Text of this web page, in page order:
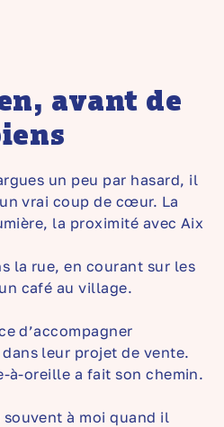
avant de
un peu par hasard, il
vrai coup de cœur. La
la proximité avec Aix
la rue, en courant sur les
café au village.
d’accompagner
leur projet de vente.
à-oreille a fait son chemin.
à moi quand il